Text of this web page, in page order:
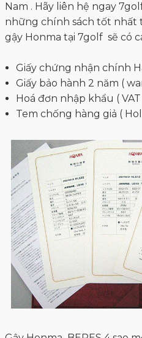
Nam . Hãy liên hệ ngay
những chính sách tốt nhất
gậy Honma tại 7golf sẽ có
Giấy chứng nhận chính
Giấy bảo hành 2 năm (
Hoá đơn nhập khẩu ( VAT
Tem chống hàng giả (